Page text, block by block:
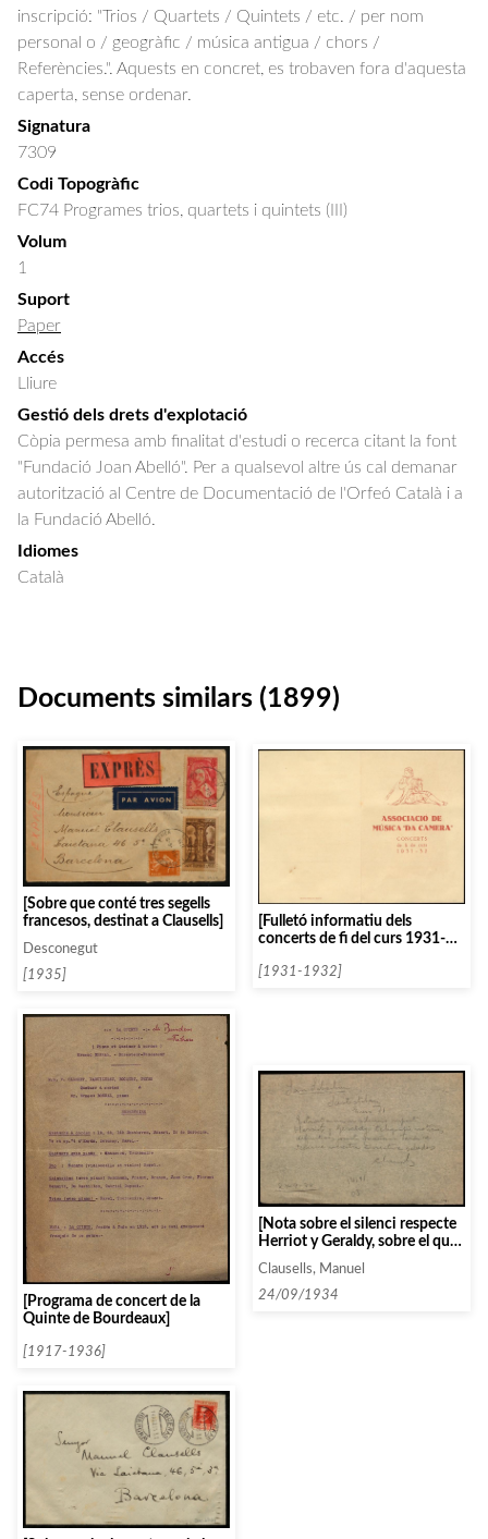
inscripció: "Trios / Quartets / Quintets / etc. / per nom
personal o / geogràfic / música antigua / chors /
Referències.". Aquests en concret, es trobaven fora d'aquesta
caperta, sense ordenar.
Signatura
7309
Codi Topogràfic
FC74 Programes trios, quartets i quintets (III)
Volum
1
Suport
Paper
Accés
Lliure
Gestió dels drets d'explotació
Còpia permesa amb finalitat d'estudi o recerca citant la font
"Fundació Joan Abelló". Per a qualsevol altre ús cal demanar
autorització al Centre de Documentació de l'Orfeó Català i a
la Fundació Abelló.
Idiomes
Català
Documents similars (1899)
[Sobre que conté tres segells
francesos, destinat a Clausells]
Desconegut
[1935]
[Fulletó informatiu dels
concerts de fi del curs 1931-
Música Da Càmera]
[1931-1932]
[Programa de concert de la
Quinte de Bourdeaux]
[1917-1936]
[Nota sobre el silenci respecte
Herriot y Geraldy, sobre el qual
Clausells, Manuel
24/09/1934